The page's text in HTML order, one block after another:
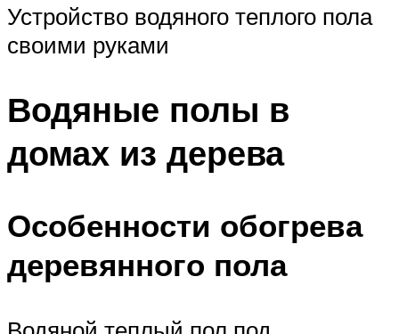
Устройство водяного теплого пола
своими руками
Водяные полы в
домах из дерева
Особенности обогрева
деревянного пола